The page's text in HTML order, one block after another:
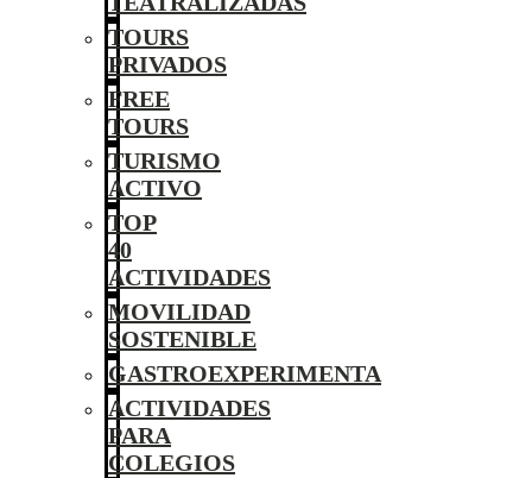
TOURS
PRIVADOS
FREE
TOURS
TURISMO
ACTIVO
TOP
40
ACTIVIDADES
MOVILIDAD
SOSTENIBLE
GASTROEXPERIMENTA
ACTIVIDADES
PARA
COLEGIOS